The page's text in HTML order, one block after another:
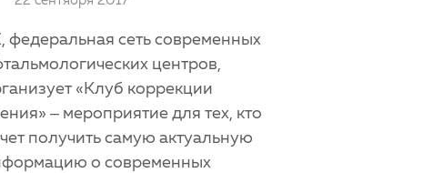
федеральная сеть современных
центров,
«Клуб коррекции
– мероприятие для тех, кто
получить самую актуальную
о современных